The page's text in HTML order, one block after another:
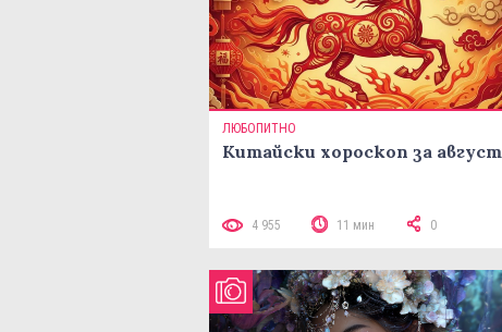
ЛЮБОПИТНО
Китайски хороскоп за август
4 955 11 мин 0